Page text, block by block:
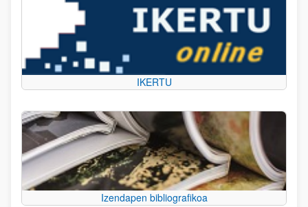
IKERTU
Izendapen bibliografikoa